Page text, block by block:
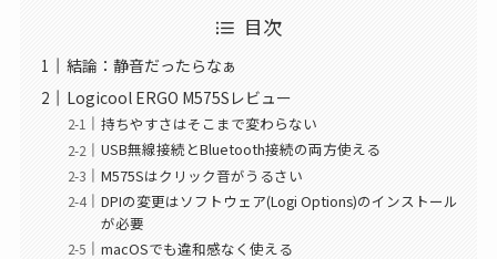
目次
結論：静音だったらなぁ
Logicool ERGO M575Sレビュー
持ちやすさはそこまで変わらない
USB無線接続とBluetooth接続の両方使える
M575Sはクリック音がうるさい
DPIの変更はソフトウェア(Logi Options)のインストール
が必要
macOSでも違和感なく使える